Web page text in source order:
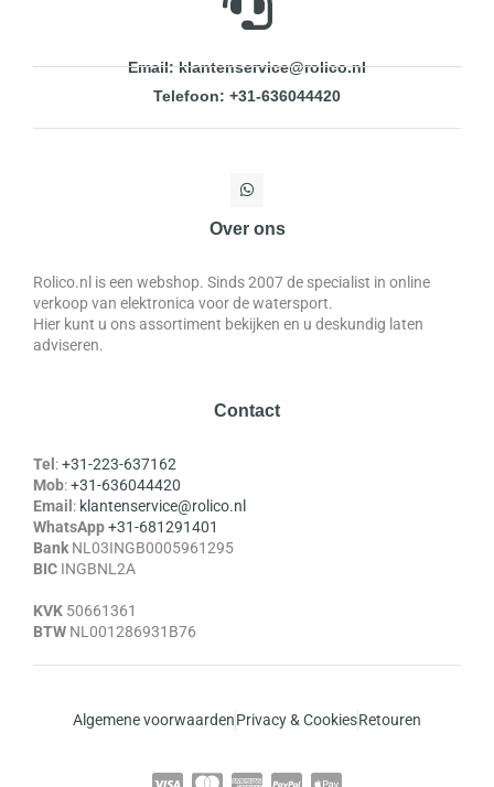
Email: klantenservice@rolico.nl
Telefoon: +31-636044420
Over ons
Rolico.nl is een webshop. Sinds 2007 de specialist in online
verkoop van elektronica voor de watersport.
Hier kunt u ons assortiment bekijken en u deskundig laten
adviseren.
Contact
Tel:+31-223-637162
Mob:+31-636044420
Email: klantenservice@rolico.nl
WhatsApp+31-681291401
Bank NL03INGB0005961295
BIC INGBNL2A
KVK 50661361
BTW NL001286931B76
Algemene voorwaardenPrivacy & CookiesRetouren